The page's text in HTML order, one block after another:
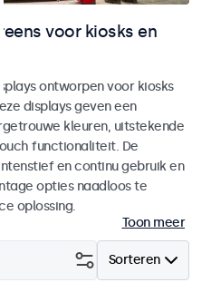
voor kiosks en
ontworpen voor kiosks
displays geven een
kleuren, uitstekende
functionaliteit. De
en continu gebruik en
opties naadloos te
oplossing.
Toon meer
Sorteren